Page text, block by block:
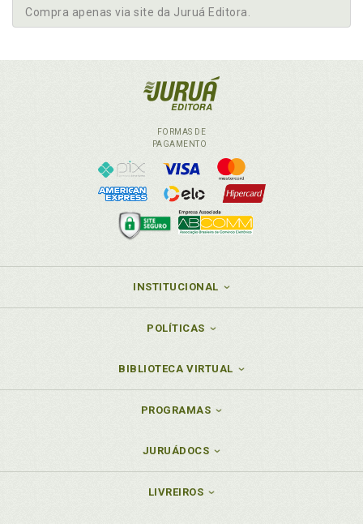
Compra apenas via site da Juruá Editora.
FORMAS DE
PAGAMENTO
INSTITUCIONAL
POLÍTICAS
BIBLIOTECA VIRTUAL
PROGRAMAS
JURUÁDOCS
LIVREIROS